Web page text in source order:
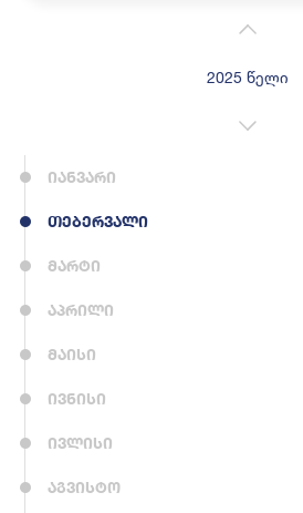
2025 წელი
იანვარი
თებერვალი
მარტი
აპრილი
მაისი
ივნისი
ივლისი
აგვისტო